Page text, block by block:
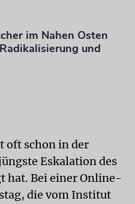
im Nahen Osten
und
oft schon in der
Eskalation des
hat. Bei einer Online-
die vom Institut